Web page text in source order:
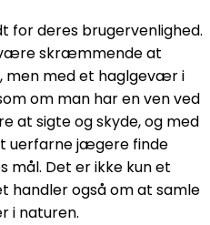
for deres brugervenlighed.
skræmmende at
men med et haglgevær i
om man har en ven ved
at sigte og skyde, og med
uerfarne jægere finde
Det er ikke kun et
handler også om at samle
i naturen.